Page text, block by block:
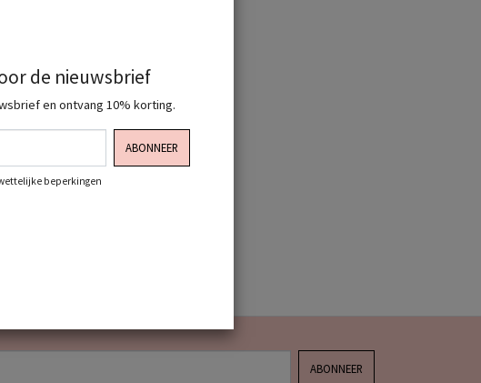
ABONNEER
de nieuwsbrief
en ontvang 10% korting.
ABONNEER
beperkingen